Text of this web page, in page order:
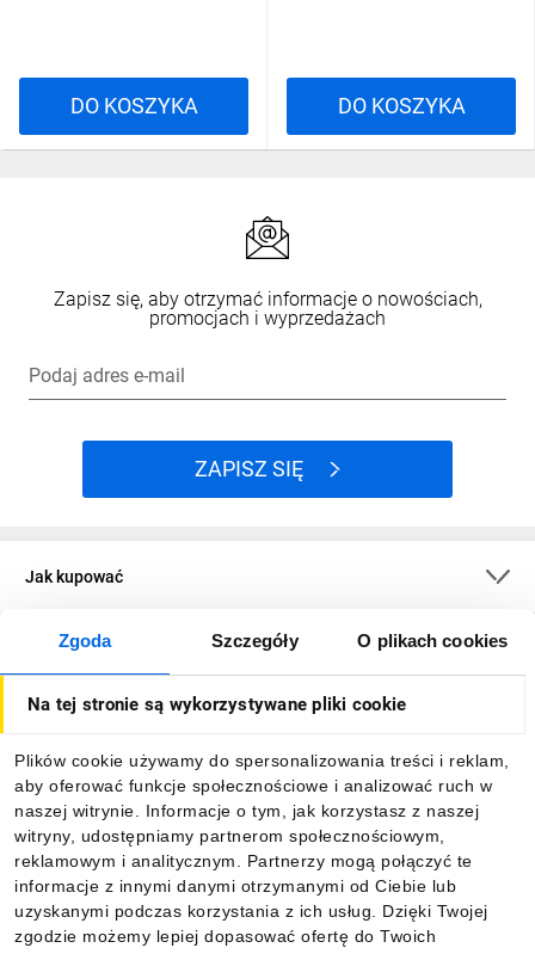
Zgoda Szczegóły O plikach cookies
Na tej stronie są wykorzystywane pliki cookie
Plików cookie używamy do spersonalizowania treści i reklam,
aby oferować funkcje społecznościowe i analizować ruch w
naszej witrynie. Informacje o tym, jak korzystasz z naszej
witryny, udostępniamy partnerom społecznościowym,
reklamowym i analitycznym. Partnerzy mogą połączyć te
informacje z innymi danymi otrzymanymi od Ciebie lub
uzyskanymi podczas korzystania z ich usług. Dzięki Twojej
zgodzie możemy lepiej dopasować ofertę do Twoich
DO KOSZYKA DO KOSZYKA
Zapisz się, aby otrzymać informacje o nowościach,
promocjach i wyprzedażach
Podaj adres e-mail
ZAPISZ SIĘ
Jak kupować
O firmie
Informacje
Pobierz naszą aplikację mobilną: